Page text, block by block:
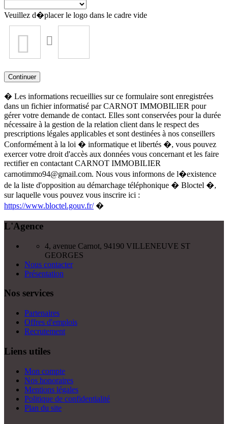
Veuillez d�placer le logo dans le cadre vide
Continuer
� Les informations recueillies sur ce formulaire sont enregistrées
dans un fichier informatisé par CARNOT IMMOBILIER pour
gérer votre demande de contact. Elles sont conservées pour la durée
nécessaire à la gestion de la relation client dans le respect des
prescriptions légales applicables et sont destinées à nos conseillers
Conformément à la loi � informatique et libertés �, vous pouvez
exercer votre droit d'accès aux données vous concernant et les faire
rectifier en contactant CARNOT IMMOBILIER
carnotimmo94@gmail.com. Nous vous informons de l�existence
de la liste d'opposition au démarchage téléphonique � Bloctel �,
sur laquelle vous pouvez vous inscrire ici :
https://www.bloctel.gouv.fr/�
L'Agence
4, avenue Carnot, 94190 VILLENEUVE ST
GEORGES
Nous contacter
Présentation
Nos services
Partenaires
Offres d'emplois
Recrutement
Liens utiles
Mon compte
Nos honoraires
Mentions légales
Politique de confidentialité
Plan du site